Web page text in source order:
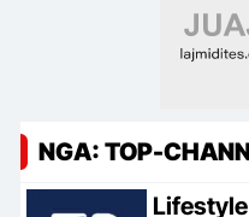
NGA: TOP-
Lifestyle “Jam ndjerë shumë